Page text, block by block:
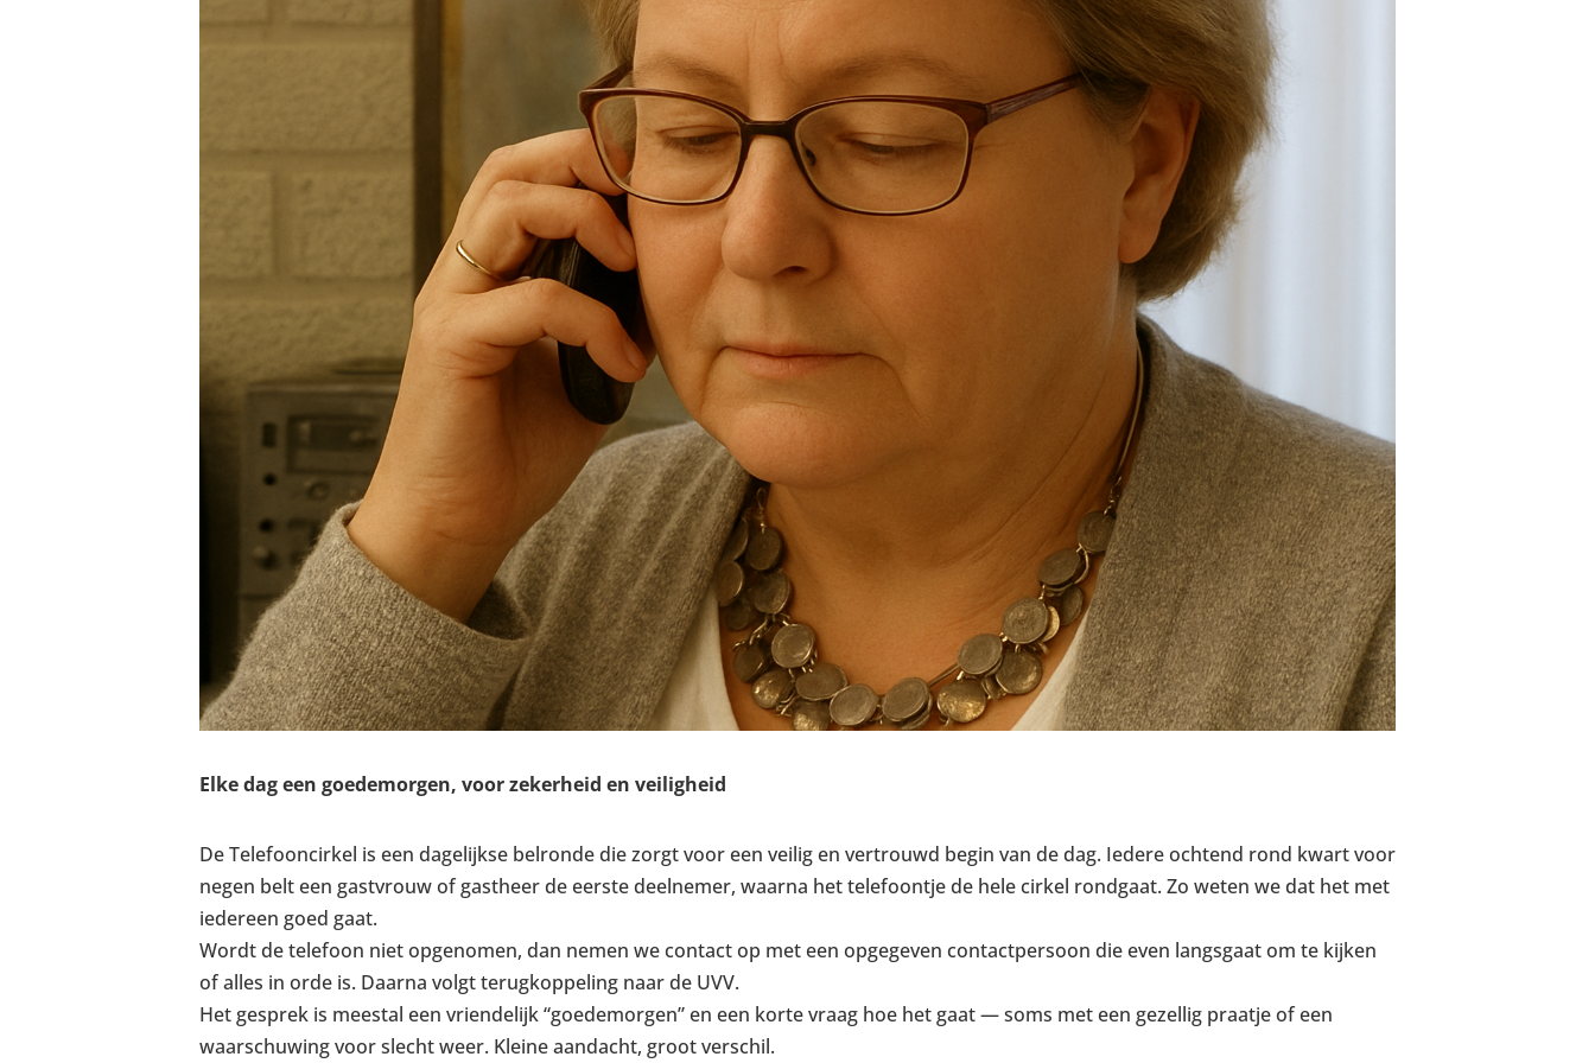
Elke dag een goedemorgen, voor zekerheid en veiligheid
De Telefooncirkel is een dagelijkse belronde die zorgt voor een veilig en vertrouwd begin van de dag. Iedere ochtend rond kwart voor
negen belt een gastvrouw of gastheer de eerste deelnemer, waarna het telefoontje de hele cirkel rondgaat. Zo weten we dat het met
iedereen goed gaat.
Wordt de telefoon niet opgenomen, dan nemen we contact op met een opgegeven contactpersoon die even langsgaat om te kijken
of alles in orde is. Daarna volgt terugkoppeling naar de UVV.
Het gesprek is meestal een vriendelijk “goedemorgen” en een korte vraag hoe het gaat — soms met een gezellig praatje of een
waarschuwing voor slecht weer. Kleine aandacht, groot verschil.